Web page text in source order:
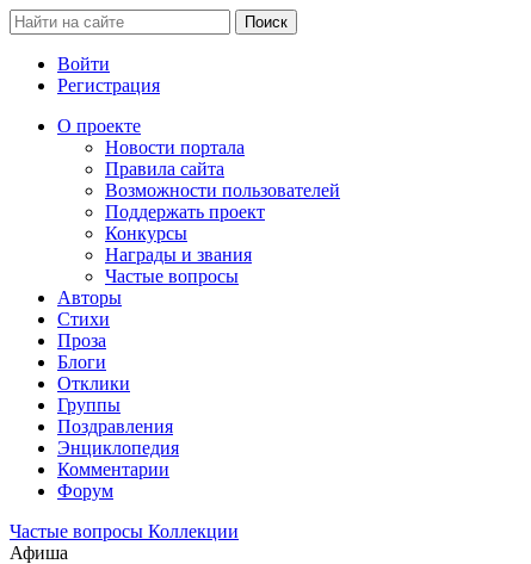
Войти
Регистрация
О проекте
Новости портала
Правила сайта
Возможности пользователей
Поддержать проект
Конкурсы
Награды и звания
Частые вопросы
Авторы
Стихи
Проза
Блоги
Отклики
Группы
Поздравления
Энциклопедия
Комментарии
Форум
Частые вопросы Коллекции
Афиша